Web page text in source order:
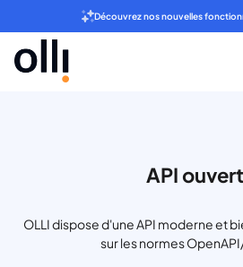
Découvrez nos nouvelles
API
OLLI dispose d'une API moderne et
sur les normes